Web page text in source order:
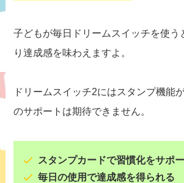
子どもが毎日ドリームスイッチを使う
り達成感を味わえますよ。
ドリームスイッチ2にはスタンプ機能
のサポートは期待できません。
スタンプカードで習慣化をサポ
毎日の使用で達成感を得られる